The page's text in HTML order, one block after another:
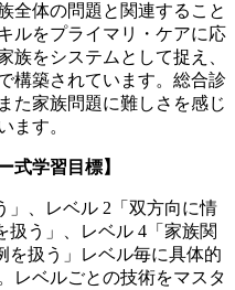
全体の問題と関連すること
ルをプライマリ・ケアに応
族をシステムとして捉え、
構築されています。総合診
た家族問題に難しさを感じ
ます。
式学習目標】
」、レベル 2「双方向に情
扱う」、レベル 4「家族関
を扱う」レベル毎に具体的
レベルごとの技術をマスタ